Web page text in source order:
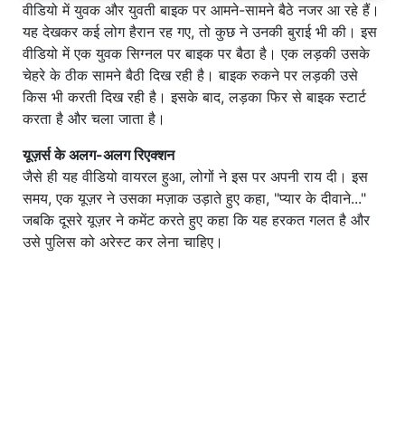
वीडियो में युवक और युवती बाइक पर आमने-सामने बैठे नजर आ रहे हैं।
यह देखकर कई लोग हैरान रह गए, तो कुछ ने उनकी बुराई भी की। इस
वीडियो में एक युवक सिग्नल पर बाइक पर बैठा है। एक लड़की उसके
चेहरे के ठीक सामने बैठी दिख रही है। बाइक रुकने पर लड़की उसे
किस भी करती दिख रही है। इसके बाद, लड़का फिर से बाइक स्टार्ट
करता है और चला जाता है।
यूज़र्स के अलग-अलग रिएक्शन
जैसे ही यह वीडियो वायरल हुआ, लोगों ने इस पर अपनी राय दी। इस
समय, एक यूज़र ने उसका मज़ाक उड़ाते हुए कहा, "प्यार के दीवाने..."
जबकि दूसरे यूज़र ने कमेंट करते हुए कहा कि यह हरकत गलत है और
उसे पुलिस को अरेस्ट कर लेना चाहिए।